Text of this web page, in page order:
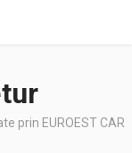
prin EUROEST CAR